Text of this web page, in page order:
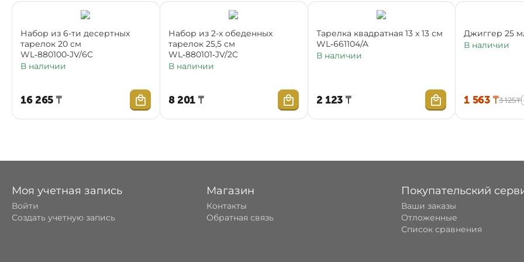
Набор из 6-ти десертных
тарелок 20 см
WL‑880100‑JV/6C
В наличии
16 265₸
Набор из 2-х обеденных
тарелок 25,5 см
WL‑880101‑JV/2C
В наличии
8 201₸
Тарелка квадратная 13 x 13 см
WL‑661104/A
В наличии
2 123₸
Джиггер 25
В наличии
1 563 ₸3 125₸
Моя учетная запись
Войти
Создать учетную запись
Магазин
Контакты
Обратная связь
Покупательский
Ваши заказы
Отложенные
Список сравнения